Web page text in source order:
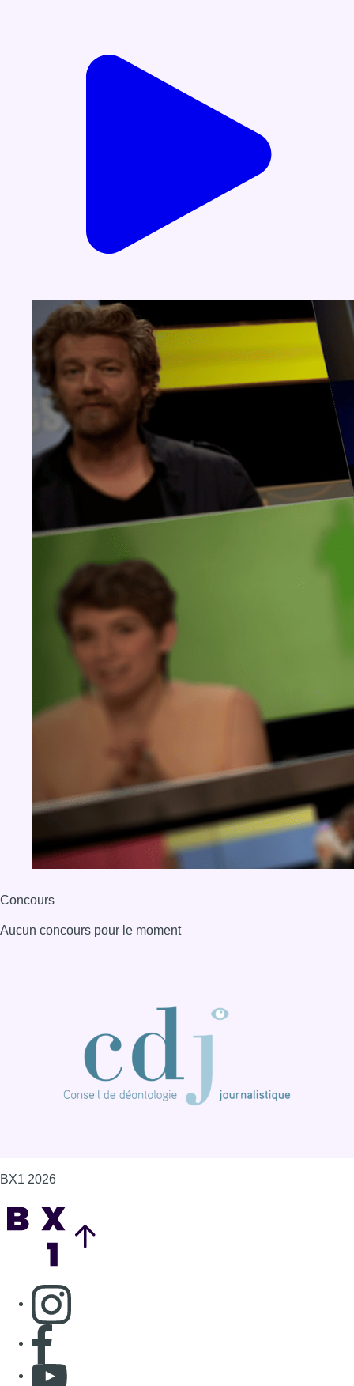
Concours
Aucun concours pour le moment
BX1 2026
Consulter page Instagram
Consulter page Facebook
Consulter Youtube